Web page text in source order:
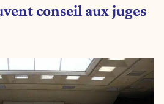
conseil aux juges